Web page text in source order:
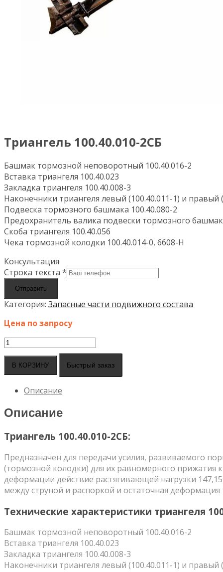
Триангель 100.40.010-2СБ
Башмак тормозной неповоротный 100.40.016-2
Вставка триангеля 100.40.023
Закладка триангеля 100.40.008-3
Наконечники триангеля левый (100.40.011-1) и правый
Подвеска тормозного башмака 100.40.080-2
Предохранитель валика подвески тормозного
Скоба триангеля 100.40.056
Чека тормозной колодки 100.40.014-0, 6608-Н
Консультация
Строка текста *
Отправить
Категория: Запасные части подвижного состава
Цена по запросу
Количество
Триангель
100.40.010-
В КОРЗИНУ Быстрый заказ
Описание
Описание
Триангель 100.40.010-2СБ:
Предназначен для передачи усилия, развиваемого
(тормозной колодки) для их равномерного прижатия
деформации действие растягивающей нагрузки
между струной и распоркой и остаточная деформация
Технические характеристики триангеля
Башмак тормозной неповоротный 100.40.016-2
Вставка триангеля 100.40.023
Закладка триангеля 100.40.008-3
Наконечники триангеля левый (100.40.011-1) и правый